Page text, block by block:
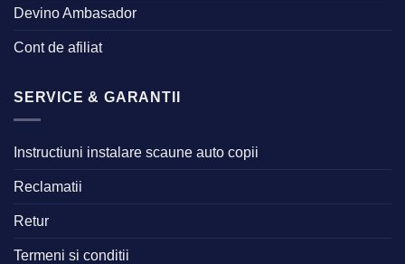
Devino Ambasador
Cont de afiliat
SERVICE & GARANTII
Instructiuni instalare scaune auto copii
Reclamatii
Retur
Termeni si conditii